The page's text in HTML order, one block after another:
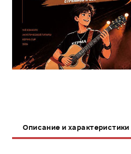
Описание и характеристики